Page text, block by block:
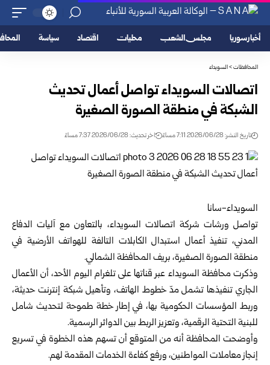
أخبار سوريا مجلس الشعب محليات اقتصاد سياسة
المحافظات>السويداء
اتصالات السويداء تواصل أعمال تحديث
الشبكة في منطقة الصورة الصغيرة
تاريخ النشر: 2026/06/28 7:11 مساءً اخر تحديث: 2026/06/28 7:37 مساءً
السويداء-سانا
تواصل ورشات شركة اتصالات السويداء، بالتعاون مع آليات الدفاع
المدني، تنفيذ أعمال استبدال الكابلات التالفة للهواتف الأرضية في
منطقة الصورة الصغيرة، بريف المحافظة الشمالي.
وذكرت محافظة السويداء عبر قناتها على تلغرام اليوم الأحد، أن الأعمال
الجاري تنفيذها تشمل مدّ خطوط الهاتف، وتأهيل شبكة إنترنت حديثة،
وربط المؤسسات الحكومية بها، في إطار خطة طموحة لتحديث شامل
للبنية التحتية الرقمية، وتعزيز الربط بين الدوائر الرسمية.
وأوضحت المحافظة أنه من المتوقع أن تسهم هذه الخطوة في تسريع
إنجاز معاملات المواطنين، ورفع كفاءة الخدمات المقدمة لهم.